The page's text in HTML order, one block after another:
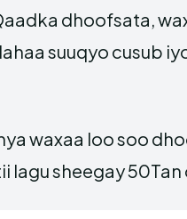
dhoofsata,
suuqyo cusub
waxaa loo soo
sheegay 50Tan